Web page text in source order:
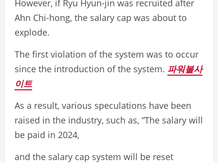
However, if Ryu Hyun-jin was recruited after
Ahn Chi-hong, the salary cap was about to
explode.
The first violation of the system was to occur
since the introduction of the system. 파워볼사
이트
As a result, various speculations have been
raised in the industry, such as, “The salary will
be paid in 2024,
and the salary cap system will be reset